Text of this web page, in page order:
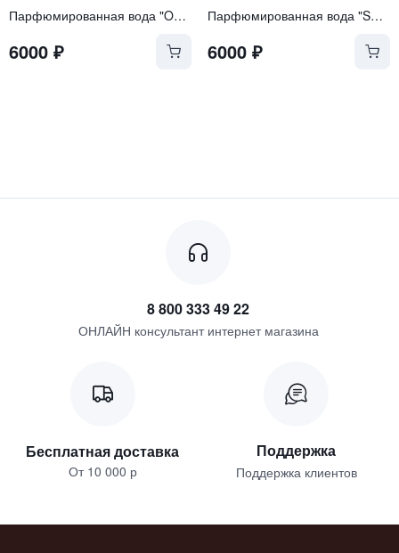
Парфюмированная вода "Over the Moon"
6000 ₽
Парфюмированная вода "Sophistication"
6000₽
8 800 333 49 22
ОНЛАЙН консультант интернет магазина
Бесплатная доставка
От 10 000 р
Поддержка
Поддержка клиентов